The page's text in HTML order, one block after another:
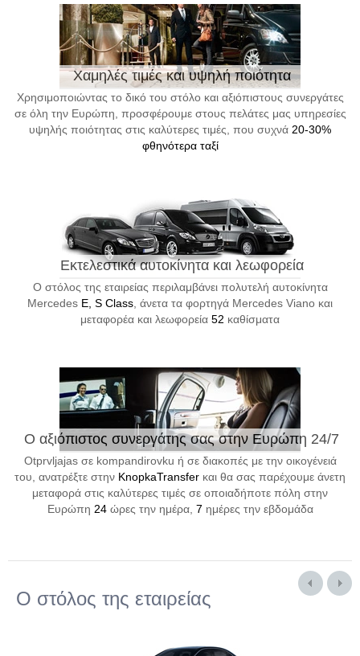
Χαμηλές τιμές και υψηλή ποιότητα
Χρησιμοποιώντας το δικό του στόλο και αξιόπιστους συνεργάτες
σε όλη την Ευρώπη, προσφέρουμε στους πελάτες μας υπηρεσίες
υψηλής ποιότητας στις καλύτερες τιμές, που συχνά 20-30%
φθηνότερα ταξί
Εκτελεστικά αυτοκίνητα και λεωφορεία
Ο στόλος της εταιρείας περιλαμβάνει πολυτελή αυτοκίνητα
Mercedes E, S Class , άνετα τα φορτηγά Mercedes Viano και
μεταφορέα και λεωφορεία 52 καθίσματα
Ο αξιόπιστος συνεργάτης σας στην Ευρώπη 24/7
Otprvljajas σε kompandirovku ή σε διακοπές με την οικογένειά
του, ανατρέξτε στην KnopkaTransfer και θα σας παρέχουμε άνετη
μεταφορά στις καλύτερες τιμές σε οποιαδήποτε πόλη στην
Ευρώπη 24ώρες την ημέρα, 7 ημέρες την εβδομάδα
Ο στόλος της εταιρείας